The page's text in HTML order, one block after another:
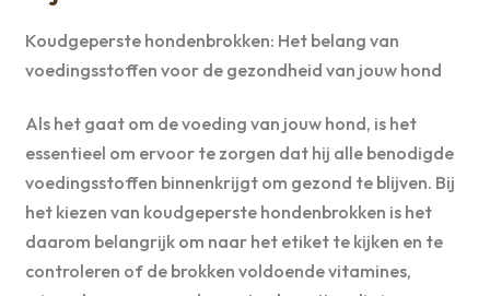
Koudgeperste hondenbrokken: Het belang van
voedingsstoffen voor de gezondheid van jouw hond
Als het gaat om de voeding van jouw hond, is het
essentieel om ervoor te zorgen dat hij alle benodigde
voedingsstoffen binnenkrijgt om gezond te blijven. Bij
het kiezen van koudgeperste hondenbrokken is het
daarom belangrijk om naar het etiket te kijken en te
controleren of de brokken voldoende vitamines,